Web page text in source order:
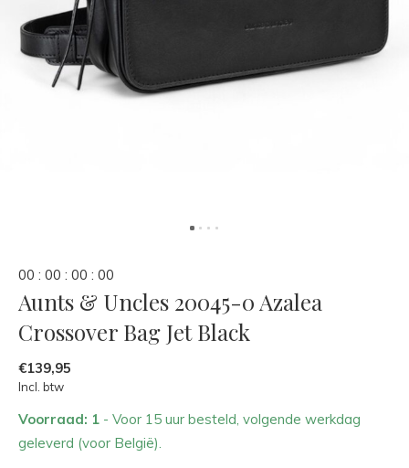
00 : 00 : 00 : 00
Aunts & Uncles 20045-0 Azalea
Crossover Bag Jet Black
€139,95
Incl. btw
Voorraad: 1 - Voor 15 uur besteld, volgende werkdag
geleverd (voor België).